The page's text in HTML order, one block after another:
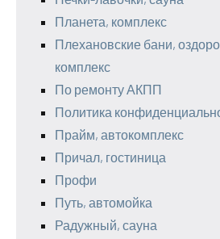
Планета, комплекс
Плехановские бани,
комплекс
По ремонту АКПП
Политика
Прайм, автокомплекс
Причал, гостиница
Профи
Путь, автомойка
Радужный, сауна